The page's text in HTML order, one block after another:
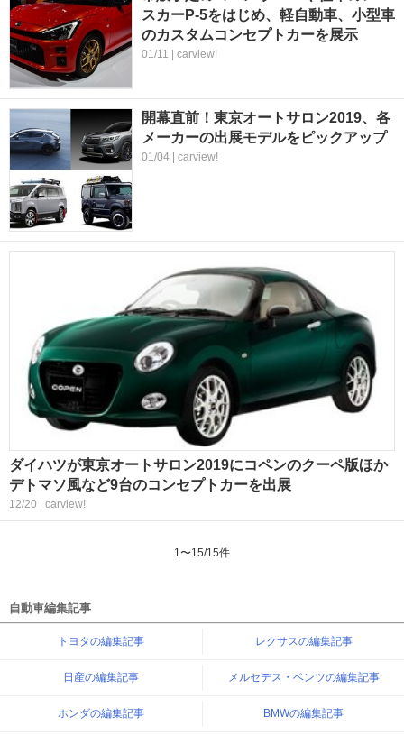
スカーP-5をはじめ、軽自動車、小型車
のカスタムコンセプトカーを展示
01/11 | carview!
開幕直前！東京オートサロン2019、各
メーカーの出展モデルをピックアップ
01/04 | carview!
ダイハツが東京オートサロン2019にコペンのクーペ版ほか
デトマソ風など9台のコンセプトカーを出展
12/20 | carview!
1 〜15/15件
自動車編集記事
トヨタの編集記事 レクサスの編集記事
日産の編集記事 メルセデス・ベンツの編集記事
ホンダの編集記事 BMWの編集記事